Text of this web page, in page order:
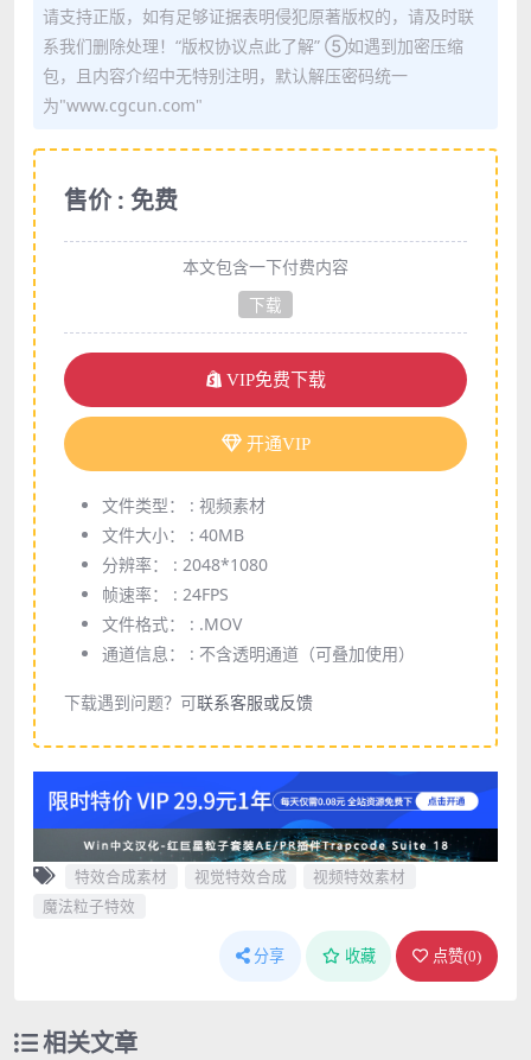
请支持正版，如有足够证据表明侵犯原著版权的，请及时联
系我们删除处理！“版权协议点此了解” ⑤如遇到加密压缩
包，且内容介绍中无特别注明，默认解压密码统一
为"www.cgcun.com"
售价 : 免费
本文包含一下付费内容
下载
VIP免费下载
开通VIP
文件类型： : 视频素材
文件大小： : 40MB
分辨率： : 2048*1080
帧速率： : 24FPS
文件格式： : .MOV
通道信息： : 不含透明通道（可叠加使用）
下载遇到问题？可联系客服或反馈
特效合成素材 视觉特效合成
视频特效素材
魔法粒子特效
分享 收藏 点赞(0)
相关文章